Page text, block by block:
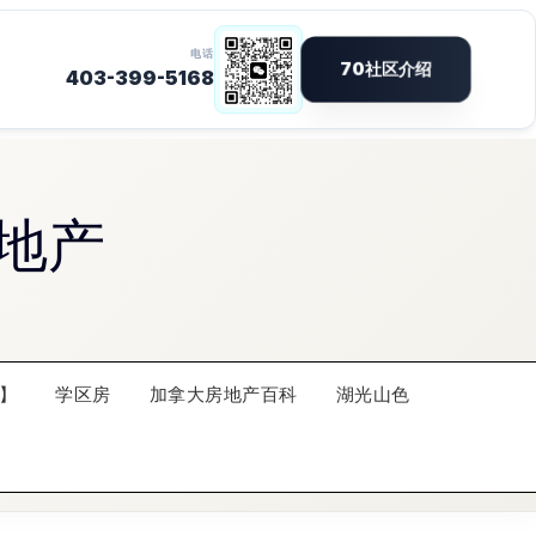
产
学区房 加拿大房地产百科 湖光山色